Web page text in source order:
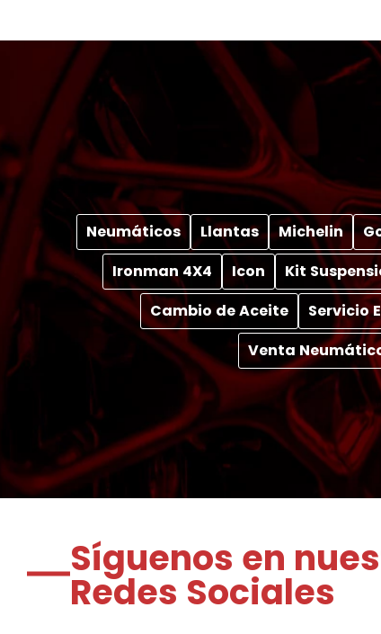
Neumáticos Llantas Michelin
Ironman 4X4
Icon Kit
Cambio de Aceite
Servicio
Venta
Síguenos en
Redes Sociales